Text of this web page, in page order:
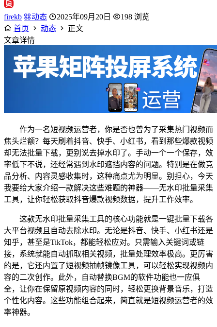
firekb 动态 2025年09月20日
198 浏览
首页
动态
正文
文章详情
作为一名短视频运营者，你是否也曾为了采集热门视频而
焦头烂额？每天刷着抖音、快手、小红书，看到那些爆款视频
却无法批量下载，更别说去掉水印了。手动一个一个保存，效
率低下不说，还经常遇到水印遮挡内容的问题。特别是在做竞
品分析、内容灵感收集时，这种痛点尤为明显。别担心，今天
我要给大家介绍一款解决这些难题的神器——无水印批量采集
工具，让你轻松获取抖音爆款视频数据，提升工作效率。
这款无水印批量采集工具的核心功能就是一键批量下载各
大平台视频且自动去除水印。无论是抖音、快手、小红书还是
知乎，甚至是TikTok，都能轻松应对。只需输入关键词或链
接，系统就能自动抓取相关视频，批量处理效率极高。更厉害
的是，它还内置了短视频抽帧镜像工具，可以轻松实现视频内
容的二次创作。此外，自动替换BGM的软件功能也一应俱
全，让你在保留原视频内容的同时，轻松更换背景音乐，打造
个性化内容。这些功能组合起来，简直就是短视频运营者的效
率神器。